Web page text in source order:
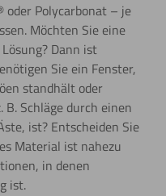
oder Polycarbonat – je
Möchten Sie eine
Dann ist
Sie ein Fenster,
standhält oder
Schläge durch einen
ist? Entscheiden Sie
Material ist nahezu
in denen
ist.